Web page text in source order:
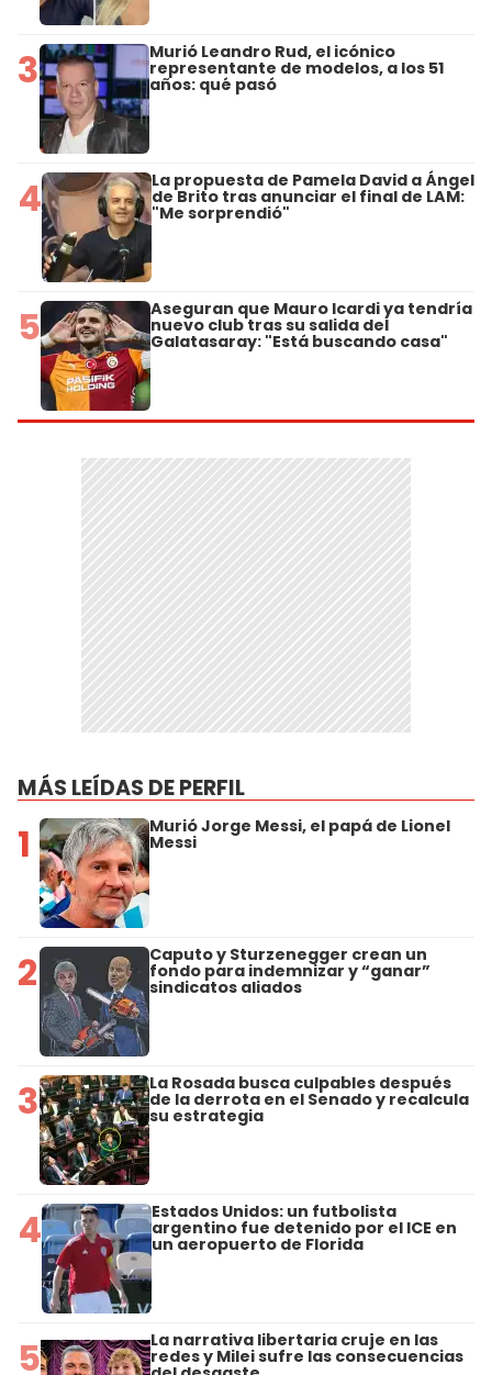
3 Murió Leandro Rud, el icónico
representante de modelos, a los 51
años: qué pasó
4 La propuesta de Pamela David a Ángel
de Brito tras anunciar el final de LAM:
"Me sorprendió"
5 Aseguran que Mauro Icardi ya tendría
nuevo club tras su salida del
Galatasaray: "Está buscando casa"
MÁS LEÍDAS DE PERFIL
1 Murió Jorge Messi, el papá de Lionel
Messi
2 Caputo y Sturzenegger crean un
fondo para indemnizar y “ganar”
sindicatos aliados
3 La Rosada busca culpables después
de la derrota en el Senado y recalcula
su estrategia
4 Estados Unidos: un futbolista
argentino fue detenido por el ICE en
un aeropuerto de Florida
5 La narrativa libertaria cruje en las
redes y Milei sufre las consecuencias